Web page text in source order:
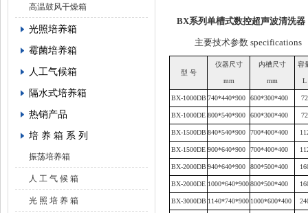
高温鼓风干燥箱
光照培养箱
霉菌培养箱
人工气候箱
隔水式培养箱
热销产品
培 养 箱 系 列
振荡培养箱
人 工 气 候 箱
光 照 培 养 箱
BX系列单槽式数控超声波清洗器
主要技术参数 specifications
型 号
仪器尺寸
mm
内槽尺寸
mm
容
L
BX-1000DB 740*440*900 600*300*400 72
BX-1000DE 800*540*900 600*300*400 72
BX-1500DB 840*540*900 700*400*400
BX-1500DE 900*640*900 700*400*400
BX-2000DB 940*640*900 800*500*400
BX-2000DE 1000*640*900800*500*400
BX-3000DB 1140*740*900 1000*600*400